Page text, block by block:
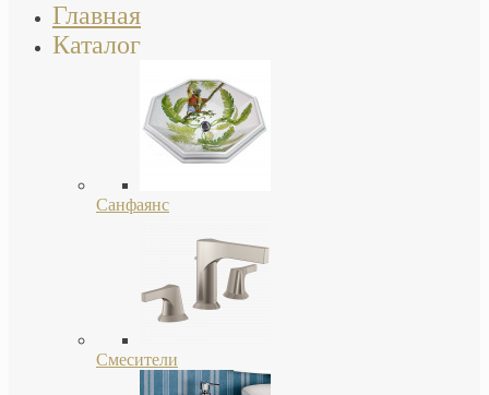
Главная
Каталог
Санфаянс
Смесители